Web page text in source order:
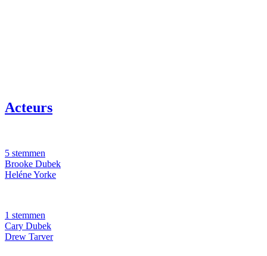
Acteurs
5 stemmen
Brooke Dubek
Heléne Yorke
1 stemmen
Cary Dubek
Drew Tarver